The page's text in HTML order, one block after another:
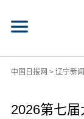
中国日报网 > 辽宁新闻
2026第七届